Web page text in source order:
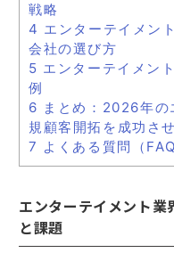
戦略
4 エンターテイメン
会社の選び方
5 エンターテイメン
例
6 まとめ：2026年の
規顧客開拓を成功さ
7 よくある質問（FAQ
エンターテイメント
と課題